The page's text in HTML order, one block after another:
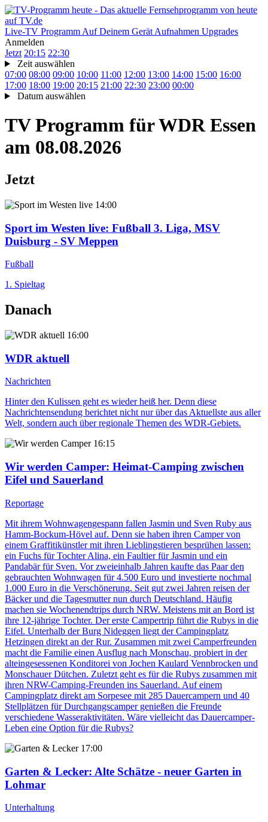
Live-TV Programm Auf Deinem Gerät Aufnahmen Upgrades
Anmelden
Jetzt 20:15 22:30
Zeit auswählen
07:00 08:00 09:00 10:00 11:00 12:00 13:00 14:00 15:00 16:00
17:00 18:00 19:00 20:15 21:00 22:30 23:00 00:00
Datum auswählen
TV Programm fürWDR Essen
am 08.08.2026
Jetzt
14:00
Sport im Westen live: Fußball 3. Liga, MSV
Duisburg - SV Meppen
Fußball
1. Spieltag
Danach
16:00
WDR aktuell
Nachrichten
Hinter den Kulissen geht es wieder heiß her. Denn diese
Nachrichtensendung berichtet nicht nur über das Aktuellste aus aller
Welt, sondern auch über regionale Themen des WDR-Gebiets.
16:15
Wir werden Camper: Heimat-Camping zwischen
Eifel und Sauerland
Reportage
Mit ihrem Wohnwagengespann fallen Jasmin und Sven Ruby aus
Hamm-Bockum-Hövel auf. Denn sie haben ihren Camper von
einem Graffitikünstler mit ihren Lieblingstieren besprühen lassen:
ein Fuchs für Tochter Alina, ein Faultier für Jasmin und ein
Pandabär für Sven. Vor zweieinhalb Jahren kaufte das Paar den
gebrauchten Wohnwagen für 4.500 Euro und investierte nochmal
1.000 Euro in die Verschönerung. Seit gut zwei Jahren reisen der
Bäcker und die Tagesmutter nun durch Deutschland. Häufig
machen sie Wochenendtrips durch NRW. Meistens mit an Bord ist
ihre 12-jährige Tochter. Der erste Campertrip führt die Rubys in die
Eifel. Unterhalb der Burg Nideggen liegt der Campingplatz
Hetzingen direkt an der Rur. Zusammen mit zwei Camperfreunden
macht die Familie einen Ausflug nach Monschau, probiert in der
alteingesessenen Konditorei von Jochen Kaulard Vennbrocken und
Monschauer Dütchen. Zuletzt geht es für die Rubys zusammen mit
ihren NRW-Camping-Freunden ins Sauerland. Auf einem
Campingplatz direkt am Sorpesee mit 285 Dauercampern und 40
Stellplätzen für Durchgangscamper genießen die Freunde
verschiedene Wasseraktivitäten. Wäre vielleicht das Dauercamper-
Leben eine Option für die Rubys?
17:00
Garten & Lecker: Alte Schätze - neuer Garten in
Lohmar
Unterhaltung